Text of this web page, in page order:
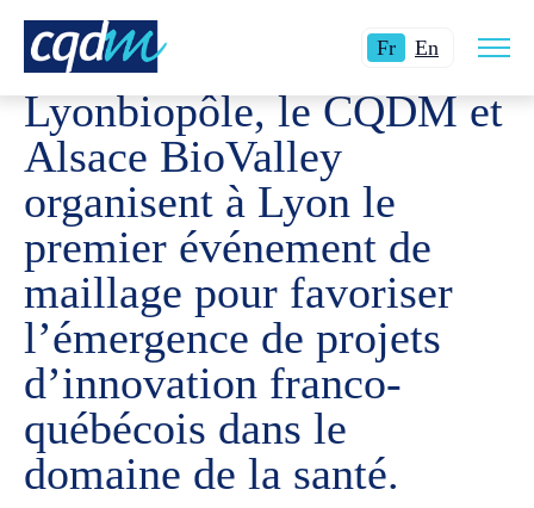
FrLangue
:
Français.
En Switch
to
English.
la
site
CQDM NOUVELLES ET ÉVÉNEMENTS
Lyonbiopôle, le CQDM et
Alsace BioValley
organisent à Lyon le
premier événement de
maillage pour favoriser
l’émergence de projets
d’innovation franco-
québécois dans le
domaine de la santé.